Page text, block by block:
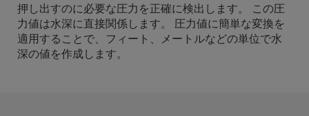
押し出すのに必要な圧力を正確に検出します。 この圧
力値は水深に直接関係します。 圧力値に簡単な変換を
適用することで、フィート、メートルなどの単位で水
深の値を作成します。